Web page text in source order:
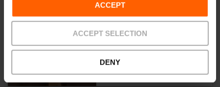
ACCEPT
ACCEPT SELECTION
DENY
Die Ausstellung von
Anselm Kiefer kommt
nach Valencia
28/04/2026 - 31/10/2026